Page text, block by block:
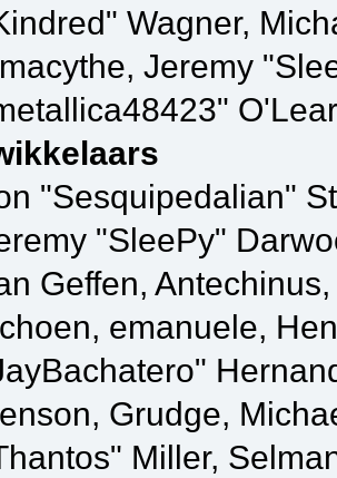
Wagner,
Jeremy
"Sesquipedalian"
"SleePy"
Geffen,
emanuele,
Grudge,
Miller,